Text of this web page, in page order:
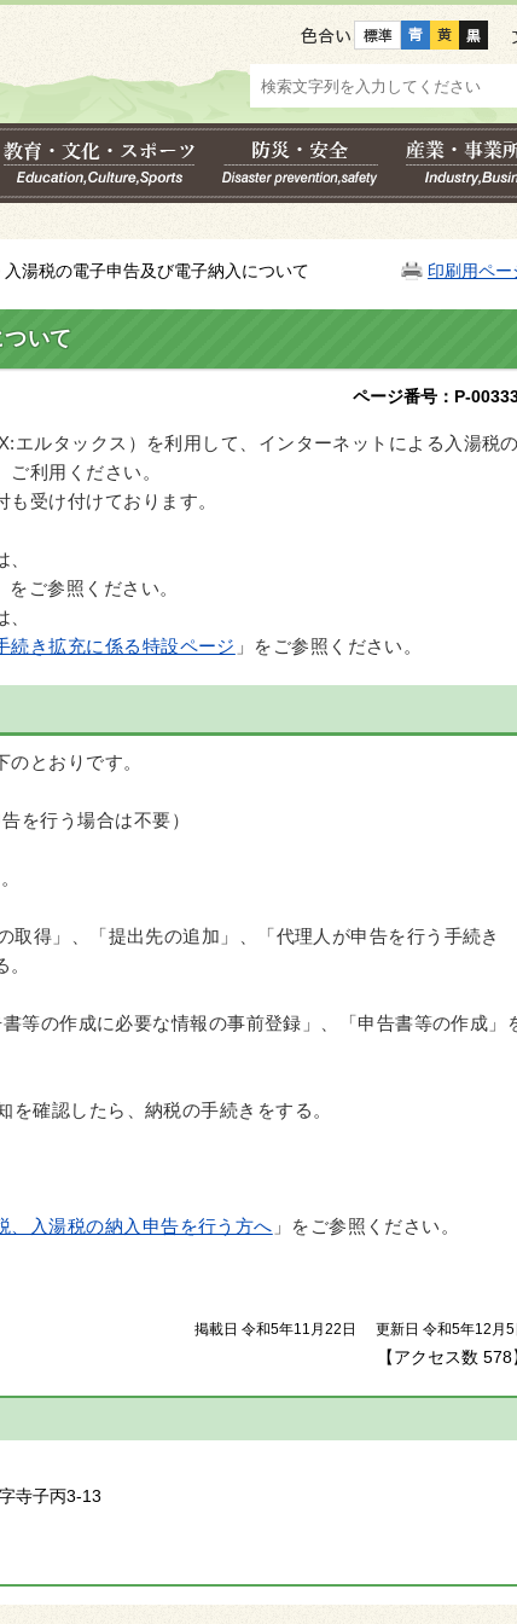
色合い
印刷用ペー
入湯税の電子申告及び電子納入について
いて
ページ番号：P-
エルタックス）を利用して、インターネットによる入湯税
利用ください。
受け付けております。
をご参照ください。
続き拡充に係る特設ページ 」をご参照ください。
とおりです。
を行う場合は不要）
得」、「提出先の追加」、「代理人が申告を行う手続き
等の作成に必要な情報の事前登録」、「申告書等の作成」
確認したら、納税の手続きをする。
、入湯税の納入申告を行う方へ 」をご参照ください。
掲載日 令和5年11月22日 更新日 令和5年12月
【アクセス数 578
寺子丙3-13